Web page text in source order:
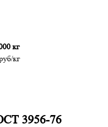
кг
кг
3956-76